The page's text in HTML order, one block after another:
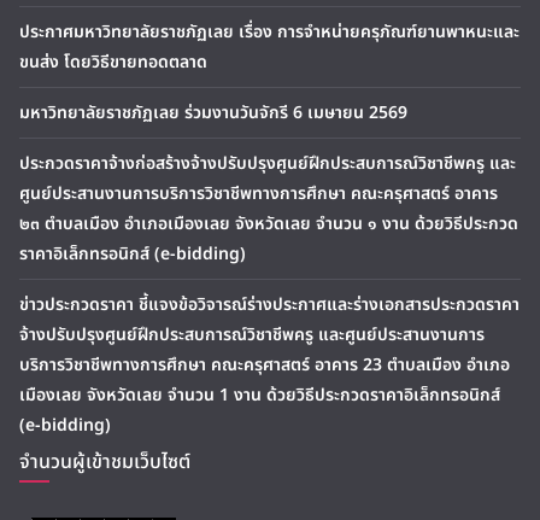
ประกาศมหาวิทยาลัยราชภัฏเลย เรื่อง การจำหน่ายครุภัณฑ์ยานพาหนะและ
ขนส่ง โดยวิธีขายทอดตลาด
มหาวิทยาลัยราชภัฏเลย ร่วมงานวันจักรี 6 เมษายน 2569
ประกวดราคาจ้างก่อสร้างจ้างปรับปรุงศูนย์ฝึกประสบการณ์วิชาชีพครู และ
ศูนย์ประสานงานการบริการวิชาชีพทางการศึกษา คณะครุศาสตร์ อาคาร
๒๓ ตำบลเมือง อำเภอเมืองเลย จังหวัดเลย จำนวน ๑ งาน ด้วยวิธีประกวด
ราคาอิเล็กทรอนิกส์ (e-bidding)
ข่าวประกวดราคา ชี้แจงข้อวิจารณ์ร่างประกาศและร่างเอกสารประกวดราคา
จ้างปรับปรุงศูนย์ฝึกประสบการณ์วิชาชีพครู และศูนย์ประสานงานการ
บริการวิชาชีพทางการศึกษา คณะครุศาสตร์ อาคาร 23 ตำบลเมือง อำเภอ
เมืองเลย จังหวัดเลย จำนวน 1 งาน ด้วยวิธีประกวดราคาอิเล็กทรอนิกส์
(e-bidding)
จำนวนผู้เข้าชมเว็บไซต์